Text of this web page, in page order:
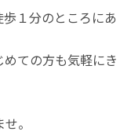
１分のところにあ
ての方も気軽にき
。